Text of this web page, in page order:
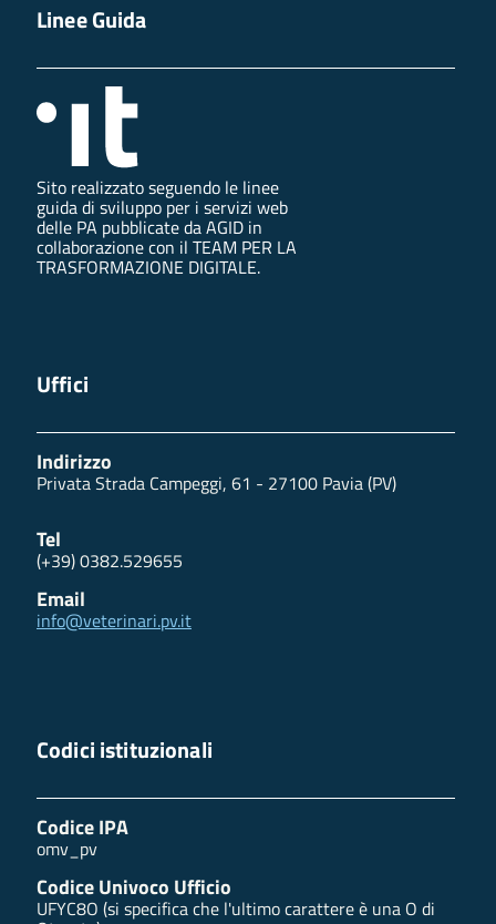
Linee Guida
Sito realizzato seguendo le linee
guida di sviluppo per i servizi web
delle PA pubblicate da AGID in
collaborazione con il TEAM PER LA
TRASFORMAZIONE DIGITALE.
Uffici
Indirizzo
Privata Strada Campeggi, 61 - 27100 Pavia (PV)
Tel
(+39) 0382.529655
Email
info@veterinari.pv.it
Codici istituzionali
Codice IPA
omv_pv
Codice Univoco Ufficio
UFYC8O (si specifica che l'ultimo carattere è una O di